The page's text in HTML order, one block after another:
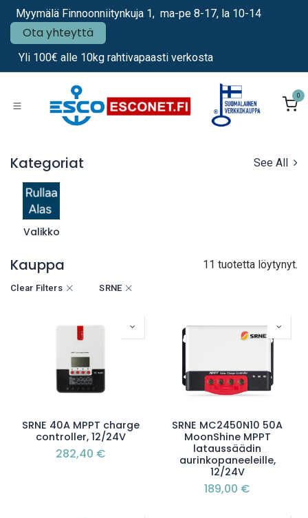
Siirry sisältöön
Myymälä Finnoonniitynkuja 1, ma-pe 8-17, la 10-14
Ota yhteyttä
Yli 100€ alle 10kg rahtivapaasti verkosta
0
Kategoriat See All
Valikko
Kauppa 11 tuotetta löytynyt.
Clear Filters SRNE
SRNE 40A MPPT charge
controller, 12/24V
282,40 €
SRNE MC2450N10 50A
MoonShine MPPT
lataussäädin
aurinkopaneeleille,
12/24V
189,00 €